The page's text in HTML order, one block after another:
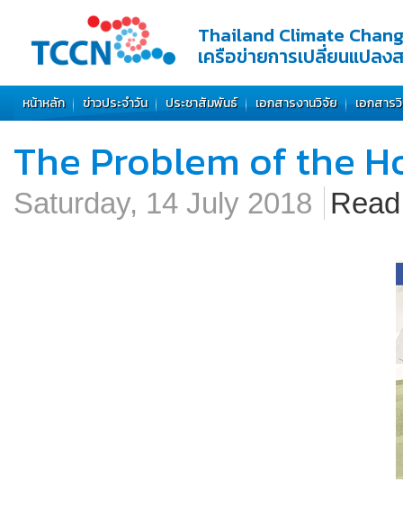
Thailand Climate
เครือข่ายการเปลี่ยนแปลง
หน้าหลัก ข่าวประจำวัน ประชาสัมพันธ์ เอกสารงานวิจัย เอกสาร
The Problem of the
Saturday, 14 July 2018